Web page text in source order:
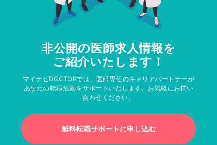
非公開の医師求人情報を
ご紹介いたします！
マイナビDOCTORでは、医師専任のキャリアパートナーが
あなたの転職活動をサポートいたします。お気軽にお問い
合わせください。
無料転職サポートに申し込む